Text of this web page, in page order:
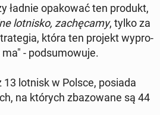
ładnie opa­ko­wać ten produkt,
lot­ni­sko, za­chę­ca­my, tylko za
która ten projekt wy­pro­
- pod­su­mo­wu­je.
13 lotnisk w Polsce, posiada
na których zba­zo­wa­ne są 44